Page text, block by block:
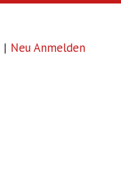
| Neu Anmelden